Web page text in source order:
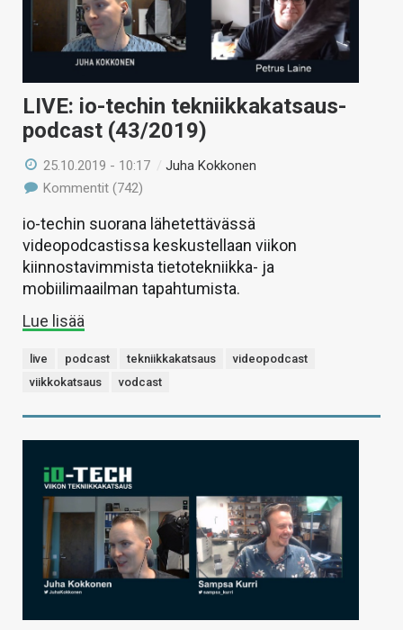
LIVE: io-techin tekniikkakatsaus-
podcast (43/2019)
25.10.2019 - 10:17 /Juha Kokkonen
Kommentit (742)
io-techin suorana lähetettävässä
videopodcastissa keskustellaan viikon
kiinnostavimmista tietotekniikka- ja
mobiilimaailman tapahtumista.
Lue lisää
live podcast tekniikkakatsaus
videopodcast
viikkokatsaus
vodcast